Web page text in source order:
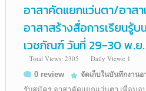
อาสาคัดแยกแว่นตา/อาส
อาสาสร้างสื่อการเรียนรู้
เวชภัณฑ์ วันที่ 29-30 พ.ย
Total Views: 2305
Daily Views: 1
0 review
จัดเก็บในบันทึกงานอ